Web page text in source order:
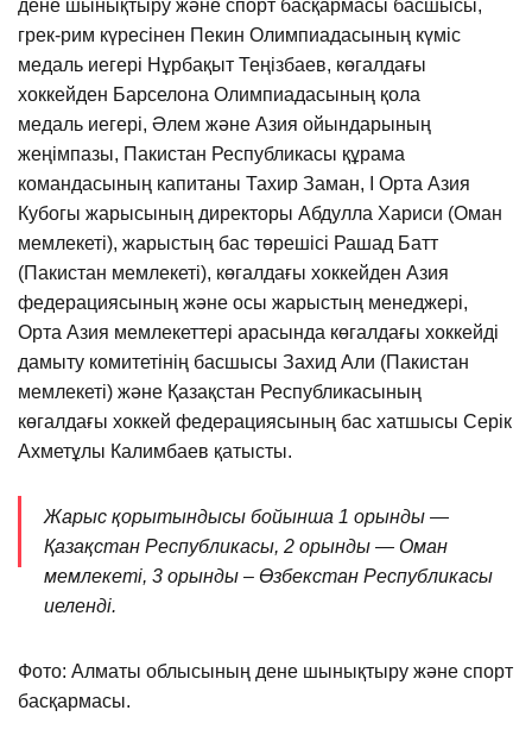
дене шынықтыру және спорт басқармасы басшысы,
грек-рим күресінен Пекин Олимпиадасының күміс
медаль иегері Нұрбақыт Теңізбаев, көгалдағы
хоккейден Барселона Олимпиадасының қола
медаль иегері, Әлем және Азия ойындарының
жеңімпазы, Пакистан Республикасы құрама
командасының капитаны Тахир Заман, I Орта Азия
Кубогы жарысының директоры Абдулла Хариси (Оман
мемлекеті), жарыстың бас төрешісі Рашад Батт
(Пакистан мемлекеті), көгалдағы хоккейден Азия
федерациясының және осы жарыстың менеджері,
Орта Азия мемлекеттері арасында көгалдағы хоккейді
дамыту комитетінің басшысы Захид Али (Пакистан
мемлекеті) және Қазақстан Республикасының
көгалдағы хоккей федерациясының бас хатшысы Серік
Ахметұлы Калимбаев қатысты.
Жарыс қорытындысы бойынша 1 орынды —
Қазақстан Республикасы, 2 орынды — Оман
мемлекеті, 3 орынды – Өзбекстан Республикасы
иеленді.
Фото: Алматы облысының дене шынықтыру және спорт
басқармасы.